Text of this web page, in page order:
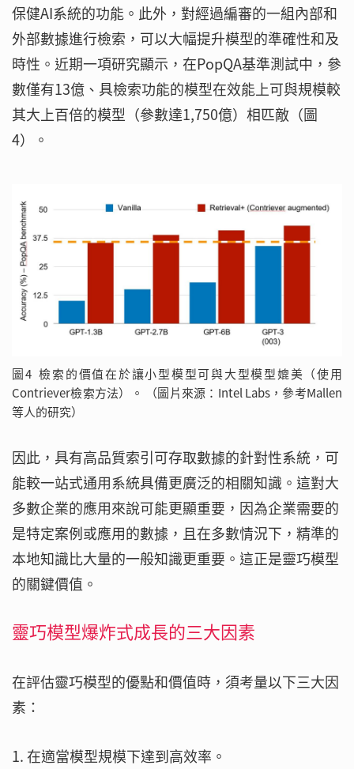
保健AI系統的功能。此外，對經過編審的一組內部和
外部數據進行檢索，可以大幅提升模型的準確性和及
時性。近期一項研究顯示，在PopQA基準測試中，參
數僅有13億、具檢索功能的模型在效能上可與規模較
其大上百倍的模型（參數達1,750億）相匹敵（圖
4）。
圖4 檢索的價值在於讓小型模型可與大型模型媲美（使用
Contriever檢索方法）。 （圖片來源：Intel Labs，參考Mallen
等人的研究）
因此，具有高品質索引可存取數據的針對性系統，可
能較一站式通用系統具備更廣泛的相關知識。這對大
多數企業的應用來說可能更顯重要，因為企業需要的
是特定案例或應用的數據，且在多數情況下，精準的
本地知識比大量的一般知識更重要。這正是靈巧模型
的關鍵價值。
靈巧模型爆炸式成長的三大因素
在評估靈巧模型的優點和價值時，須考量以下三大因
素：
1. 在適當模型規模下達到高效率。